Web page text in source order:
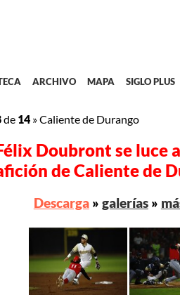
ARCHIVO MAPA SIGLO PLUS
de 14 »Caliente de Durango
Doubront se luce
de Caliente de
Descarga» galerías»